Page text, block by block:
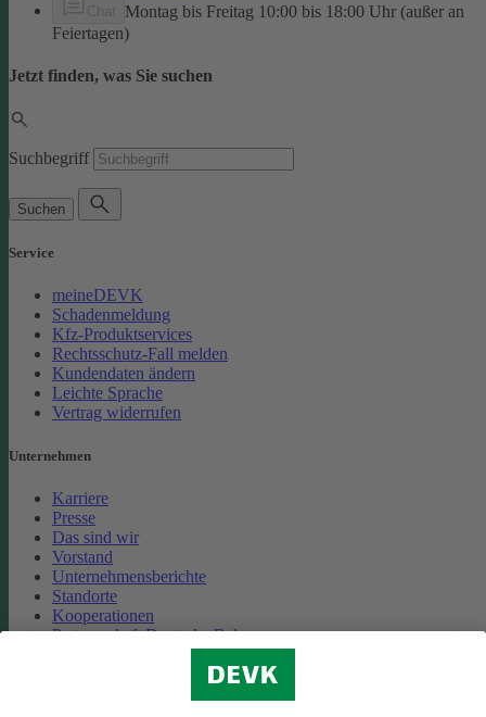
Montag bis Freitag 10:00 bis 18:00 Uhr (außer an
Feiertagen)
Jetzt finden, was Sie suchen
Suchbegriff
Suchen
Service
meineDEVK
Schadenmeldung
Kfz-Produktservices
Rechtsschutz-Fall melden
Kundendaten ändern
Leichte Sprache
Vertrag widerrufen
Unternehmen
Karriere
Presse
Das sind wir
Vorstand
Unternehmensberichte
Standorte
Kooperationen
Partnerschaft Deutsche Bahn